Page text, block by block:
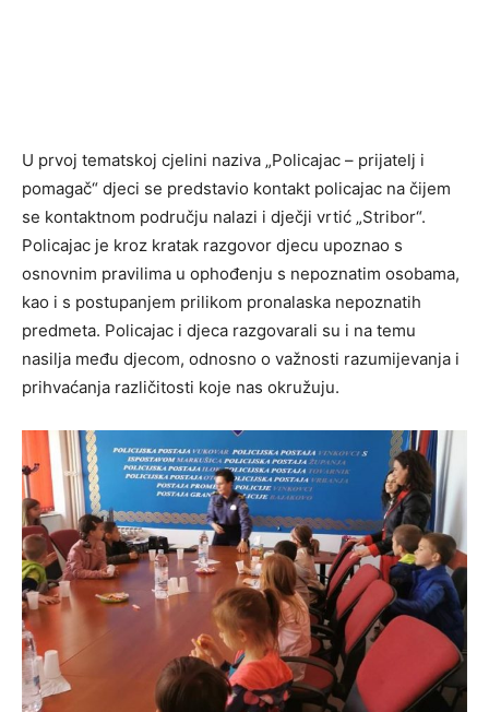
U prvoj tematskoj cjelini naziva „Policajac – prijatelj i
pomagač“ djeci se predstavio kontakt policajac na čijem
se kontaktnom području nalazi i dječji vrtić „Stribor“.
Policajac je kroz kratak razgovor djecu upoznao s
osnovnim pravilima u ophođenju s nepoznatim osobama,
kao i s postupanjem prilikom pronalaska nepoznatih
predmeta. Policajac i djeca razgovarali su i na temu
nasilja među djecom, odnosno o važnosti razumijevanja i
prihvaćanja različitosti koje nas okružuju.